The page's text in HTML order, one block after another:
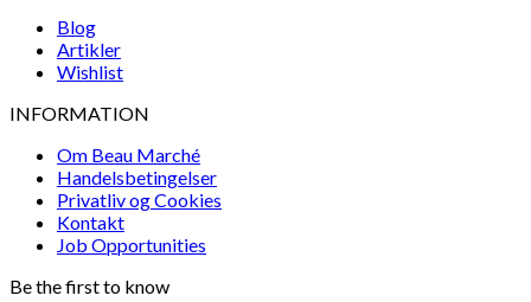
Blog
Artikler
Wishlist
INFORMATION
Om Beau Marché
Handelsbetingelser
Privatliv og Cookies
Kontakt
Job Opportunities
Be the first to know